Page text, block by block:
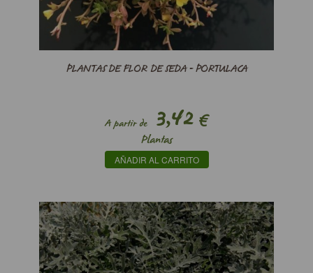
PLANTAS DE FLOR DE SEDA - PORTULACA
A partir de3,42 €
Plantas
AÑADIR AL CARRITO